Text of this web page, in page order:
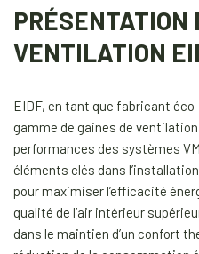
PRÉSENTATION
VENTILATION
EIDF, en tant que fabricant
gamme de gaines de
performances des systèmes
éléments clés dans
pour maximiser l’efficacité
qualité de l’air intérieur
dans le maintien d’un confort